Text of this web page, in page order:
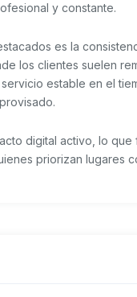
y constante.
es la
los clientes suelen
estable en el
digital activo, lo
priorizan lugares